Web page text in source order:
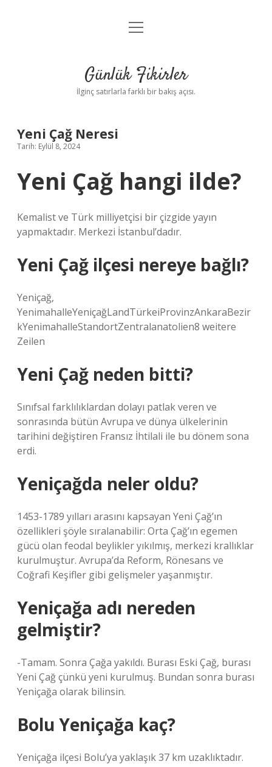
Anasayfa
Yasal Uyarı
menüyü
Günlük Fikirler
İlginç satırlarla farklı bir bakış açısı.
Yeni Çağ Neresi
Tarih: Eylül 8, 2024
Yeni Çağ hangi ilde?
Kemalist ve Türk milliyetçisi bir çizgide yayın
yapmaktadır. Merkezi İstanbul’dadır.
Yeni Çağ ilçesi nereye bağlı?
Yeniçağ,
YenimahalleYeniçağLandTürkeiProvinzAnkaraBezir
kYenimahalleStandortZentralanatolien8 weitere
Zeilen
Yeni Çağ neden bitti?
Sınıfsal farklılıklardan dolayı patlak veren ve
sonrasında bütün Avrupa ve dünya ülkelerinin
tarihini değiştiren Fransız İhtilali ile bu dönem sona
erdi.
Yeniçağda neler oldu?
1453-1789 yılları arasını kapsayan Yeni Çağ’ın
özellikleri şöyle sıralanabilir: Orta Çağ’ın egemen
gücü olan feodal beylikler yıkılmış, merkezi krallıklar
kurulmuştur. Avrupa’da Reform, Rönesans ve
Coğrafi Keşifler gibi gelişmeler yaşanmıştır.
Yeniçağa adı nereden
gelmiştir?
-Tamam. Sonra Çağa yakıldı. Burası Eski Çağ, burası
Yeni Çağ çünkü yeni kurulmuş. Bundan sonra burası
Yeniçağa olarak bilinsin.
Bolu Yeniçağa kaç?
Yeniçağa ilçesi Bolu’ya yaklaşık 37 km uzaklıktadır.